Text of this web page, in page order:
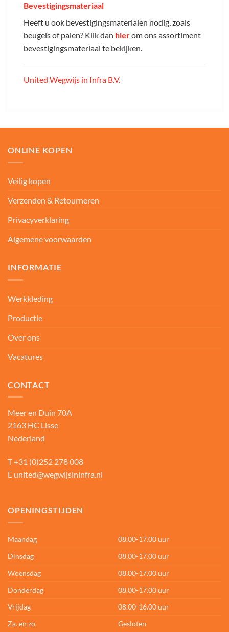
Bevestigingsmateriaal
Heeft u ook bevestigingsmaterialen nodig, zoals
beugels of palen? Klik dan hierom ons assortiment
bevestigingsmateriaal te bekijken.
United Wegwijs in Infra B.V.
ONLINE KOPEN
Veilig kopen
Verzenden & Retourneren
Privacyverklaring
Algemene voorwaarden
INFORMATIE
Werkkleding
Productie
Over ons
Vacatures
CONTACT
Meer en Duin 70A
2163 HC Lisse
Nederland
T+31 (0)252 278 008
E united@wegwijsininfra.nl
OPENINGSTIJDEN
Maandag
08.00-17.00 uur
Dinsdag
08.00-17.00 uur
Woensdag
08.00-17.00 uur
Donderdag
08.00-17.00 uur
Vrijdag
08.00-16.00 uur
Za. en zo.
Gesloten